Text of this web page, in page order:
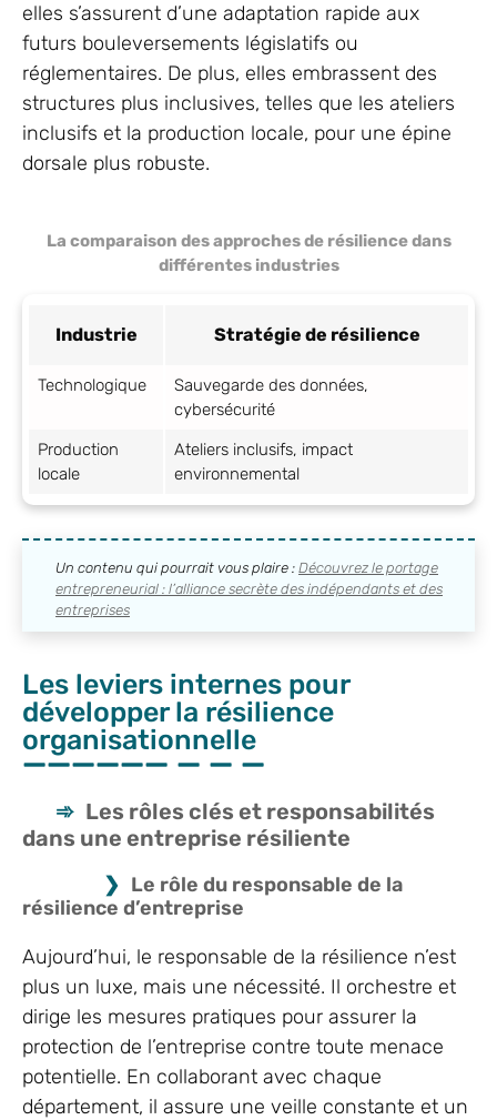
elles s’assurent d’une adaptation rapide aux
futurs bouleversements législatifs ou
réglementaires. De plus, elles embrassent des
structures plus inclusives, telles que les ateliers
inclusifs et la production locale, pour une épine
dorsale plus robuste.
La comparaison des approches de résilience dans
différentes industries
Industrie Stratégie de résilience
Technologique
Sauvegarde des données,
cybersécurité
Production
locale
Ateliers inclusifs, impact
environnemental
Un contenu qui pourrait vous plaire : Découvrez le portage
entrepreneurial : l’alliance secrète des indépendants et des
entreprises
Les leviers internes pour
développer la résilience
organisationnelle
Les rôles clés et responsabilités
dans une entreprise résiliente
Le rôle du responsable de la
résilience d’entreprise
Aujourd’hui, le responsable de la résilience n’est
plus un luxe, mais une nécessité. Il orchestre et
dirige les mesures pratiques pour assurer la
protection de l’entreprise contre toute menace
potentielle. En collaborant avec chaque
département, il assure une veille constante et un